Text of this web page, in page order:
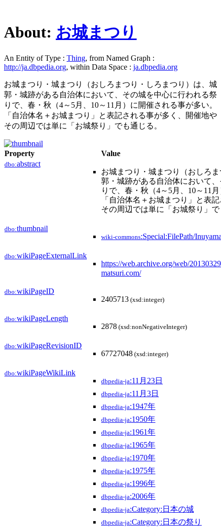
About: お城まつり
An Entity of Type : Thing, from Named Graph :
http://ja.dbpedia.org, within Data Space : ja.dbpedia.org
お城まつり・城まつり（おしろまつり・しろまつり）は、城
郭・城跡がある自治体において、その城を中心に行われる祭
りで、春・秋（4～5月、10～11月）に開催される事が多い。
「自治体名＋お城まつり」と表記される事が多く、開催地や
その周辺では単に「お城祭り」でも通じる。
Property Value
dbo:abstract
お城まつり・城まつり（おしろ
郭・城跡がある自治体において
りで、春・秋（4～5月、10～11
「自治体名＋お城まつり」と表
その周辺では単に「お城祭り」
dbo:thumbnail
wiki-commons:Special:FilePath/
dbo:wikiPageExternalLink
https://web.archive.org/web/
matsuri.com/
dbo:wikiPageID
2405713 (xsd:integer)
dbo:wikiPageLength
2878 (xsd:nonNegativeInteger)
dbo:wikiPageRevisionID
67727048 (xsd:integer)
dbo:wikiPageWikiLink
dbpedia-ja:11月23日
dbpedia-ja:11月3日
dbpedia-ja:1947年
dbpedia-ja:1950年
dbpedia-ja:1961年
dbpedia-ja:1965年
dbpedia-ja:1970年
dbpedia-ja:1975年
dbpedia-ja:1996年
dbpedia-ja:2006年
dbpedia-ja:Category:日本の城
dbpedia-ja:Category:日本の祭り